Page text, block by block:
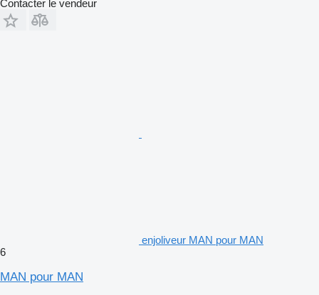
Contacter le vendeur
enjoliveur MAN pour MAN
6
MAN pour MAN